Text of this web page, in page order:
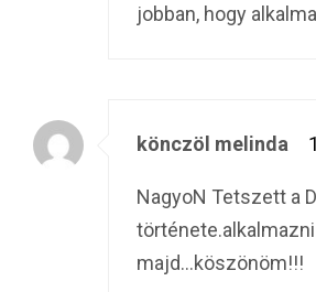
jobban, hogy
könczöl melinda
NagyoN Tetszett a
majd…köszönöm!!!